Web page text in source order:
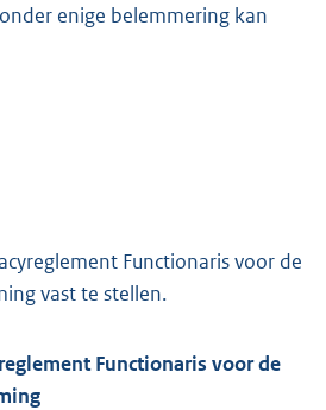
enige belemmering kan
Functionaris voor de
vast te stellen.
Functionaris voor de